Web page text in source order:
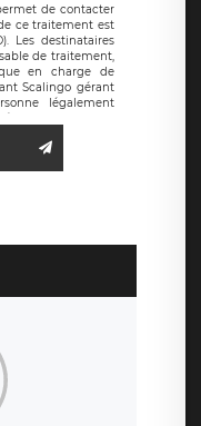
de contacter
ce traitement est
Les destinataires
de traitement,
en charge de
Scalingo gérant
légalement
destination du
de protection
à caractère
auprès du délégué
sis 9 rue Léopold
mail :
avez également
d’une autorité